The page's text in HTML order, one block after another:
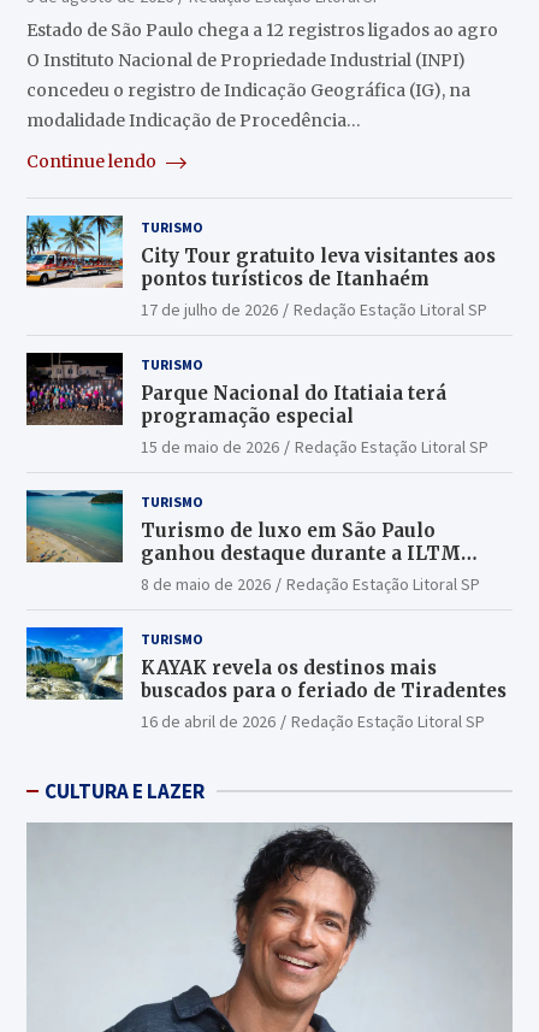
Estado de São Paulo chega a 12 registros ligados ao agro
O Instituto Nacional de Propriedade Industrial (INPI)
concedeu o registro de Indicação Geográfica (IG), na
modalidade Indicação de Procedência…
Continue lendo
TURISMO
City Tour gratuito leva visitantes aos
pontos turísticos de Itanhaém
17 de julho de 2026 Redação Estação Litoral SP
TURISMO
Parque Nacional do Itatiaia terá
programação especial
15 de maio de 2026 Redação Estação Litoral SP
TURISMO
Turismo de luxo em São Paulo
ganhou destaque durante a ILTM
Latin America 2026
8 de maio de 2026 Redação Estação Litoral SP
TURISMO
KAYAK revela os destinos mais
buscados para o feriado de Tiradentes
16 de abril de 2026 Redação Estação Litoral SP
CULTURA E LAZER